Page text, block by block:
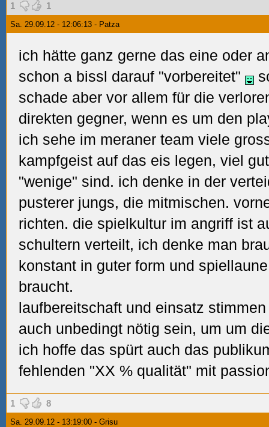
1 1
Sa. 29.09.12 - 12:06:13 - Patza
ich hätte ganz gerne das eine oder
schon a bissl darauf "vorbereitet"
schade aber vor allem für die
direkten gegner, wenn es um den
ich sehe im meraner team viele
kampfgeist auf das eis legen, viel
"wenige" sind. ich denke in der
pusterer jungs, die mitmischen.
richten. die spielkultur im angriff ist
schultern verteilt, ich denke man
konstant in guter form und
braucht.
laufbereitschaft und einsatz
auch unbedingt nötig sein, um um
ich hoffe das spürt auch das
fehlenden "XX % qualität" mit
1 8
Sa. 29.09.12 - 13:19:00 - Grisu